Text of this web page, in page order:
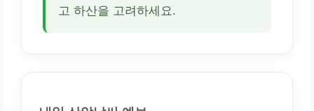
고 하산을 고려하세요.